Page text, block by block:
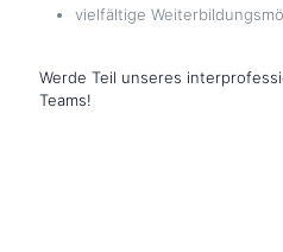
vielfältige
Werde Teil unseres
Teams!